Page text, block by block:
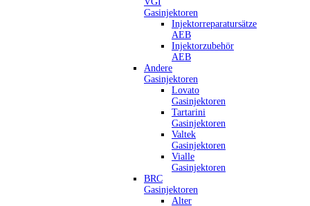
Gasinjektoren
Injektorreparatursätze
AEB
Injektorzubehör
AEB
Andere
Gasinjektoren
Lovato
Gasinjektoren
Tartarini
Gasinjektoren
Valtek
Gasinjektoren
Vialle
Gasinjektoren
BRC
Gasinjektoren
Alter